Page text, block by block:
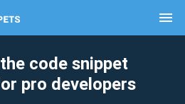
menu
code snippet
pro developers
clear